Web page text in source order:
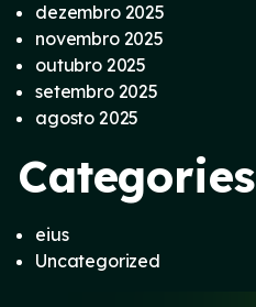
dezembro 2025
novembro 2025
outubro 2025
setembro 2025
agosto 2025
Categories
eius
Uncategorized